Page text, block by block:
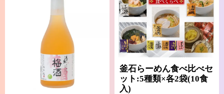
釜石らーめん食べ比べセ
ット:5種類×各2袋(10食
入)